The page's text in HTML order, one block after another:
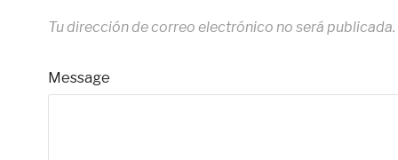
Tu dirección de correo electrónico no será publicada.
Message